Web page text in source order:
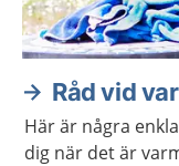
Råd vid
Här är några
dig när det är